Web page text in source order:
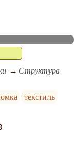
Структура
текстиль